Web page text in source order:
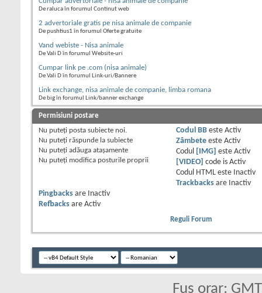
De raluca în forumul Continut web
2 advertoriale gratis pe nisa animale de companie
De pushtius1 în forumul Oferte gratuite
Vand webiste - Nisa animale
De Vali D în forumul Website-uri
Cumpar link pe .com (nisa animale)
De Vali D în forumul Link-uri/Bannere
Link exchange, nisa animale de companie, limba romana
De big în forumul Link/banner exchange
Permisiuni postare
Nu puteţi posta subiecte noi.
Nu puteţi răspunde la subiecte
Nu puteţi adăuga ataşamente
Nu puteţi modifica posturile proprii
Codul BBeste Activ
Zâmbeteeste Activ
Codul
[IMG] este Activ
[VIDEO] code is Activ
Codul HTML este
Inactiv
Trackbacksare
Inactiv
Pingbacks are
Inactiv
Refbacks are Activ
Reguli Forum
Fus orar: